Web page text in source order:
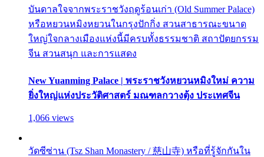
บันดาลใจจากพระราชวังฤดูร้อนเก่า (Old Summer Palace)
หรือหยวนหมิงหยวนในกรุงปักกิ่ง สวนสาธารณะขนาด
ใหญ่ใจกลางเมืองแห่งนี้มีครบทั้งธรรมชาติ สถาปัตยกรรม
จีน สวนสนุก และการแสดง
New Yuanming Palace | พระราชวังหยวนหมิงใหม่ ความ
ยิ่งใหญ่แห่งประวัติศาสตร์ มณฑลกวางตุ้ง ประเทศจีน
1,066 views
วัดซีซ่าน (Tsz Shan Monastery / 慈山寺) หรือที่รู้จักกันใน